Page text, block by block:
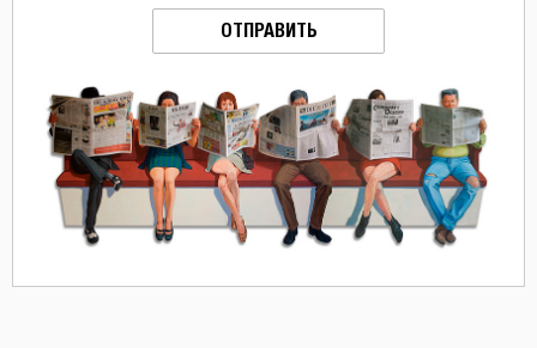
ОТПРАВИТЬ